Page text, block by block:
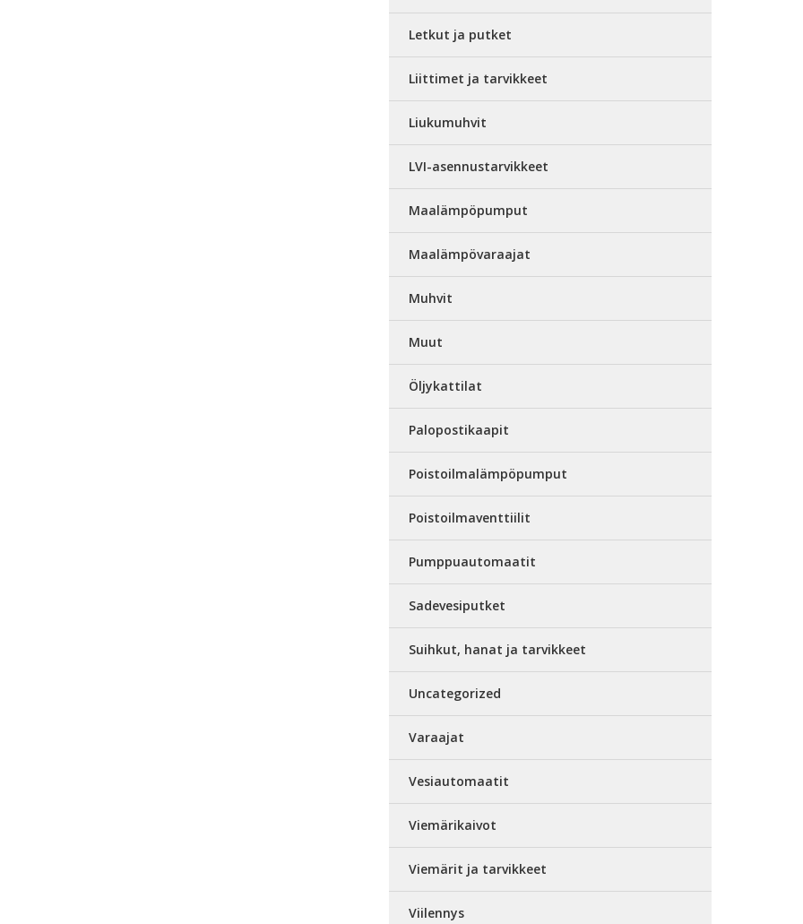
Letkut ja putket
Liittimet ja tarvikkeet
Liukumuhvit
LVI-asennustarvikkeet
Maalämpöpumput
Maalämpövaraajat
Muhvit
Muut
Öljykattilat
Palopostikaapit
Poistoilmalämpöpumput
Poistoilmaventtiilit
Pumppuautomaatit
Sadevesiputket
Suihkut, hanat ja tarvikkeet
Uncategorized
Varaajat
Vesiautomaatit
Viemärikaivot
Viemärit ja tarvikkeet
Viilennys